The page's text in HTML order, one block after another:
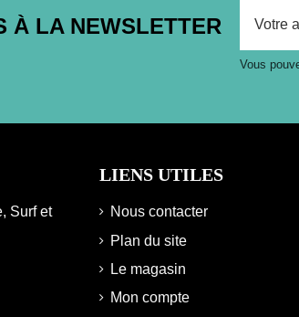
À LA NEWSLETTER
Vous
Surf et
LIENS UTILES
Nous contacter
Plan du site
Le magasin
Mon compte